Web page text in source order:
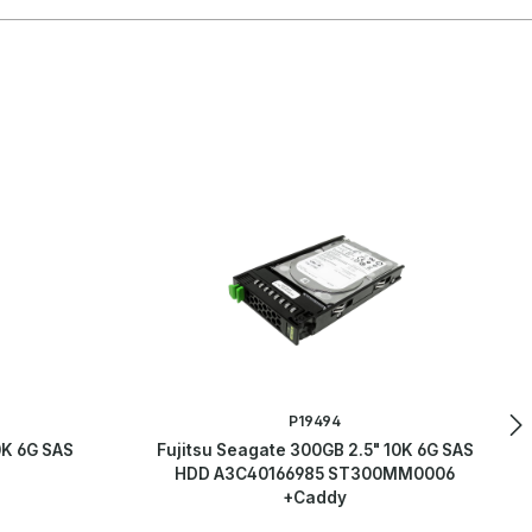
6G SAS
P19494
Fujitsu Seagate 300GB 2.5" 10K 6G SAS
HDD A3C40166985 ST300MM0006
+Caddy